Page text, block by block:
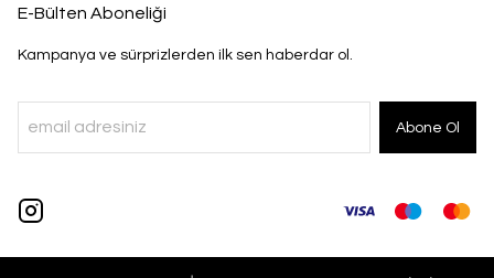
E-Bülten Aboneliği
Kampanya ve sürprizlerden ilk sen haberdar ol.
Abone Ol